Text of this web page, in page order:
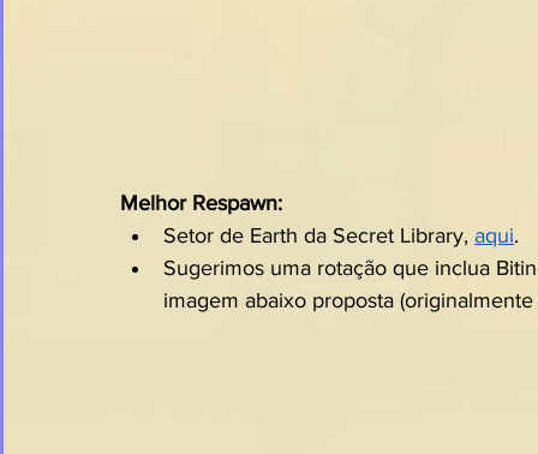
Melhor Respawn:
Setor de Earth da Secret Library, aqui.
Sugerimos uma rotação que inclua
imagem abaixo proposta